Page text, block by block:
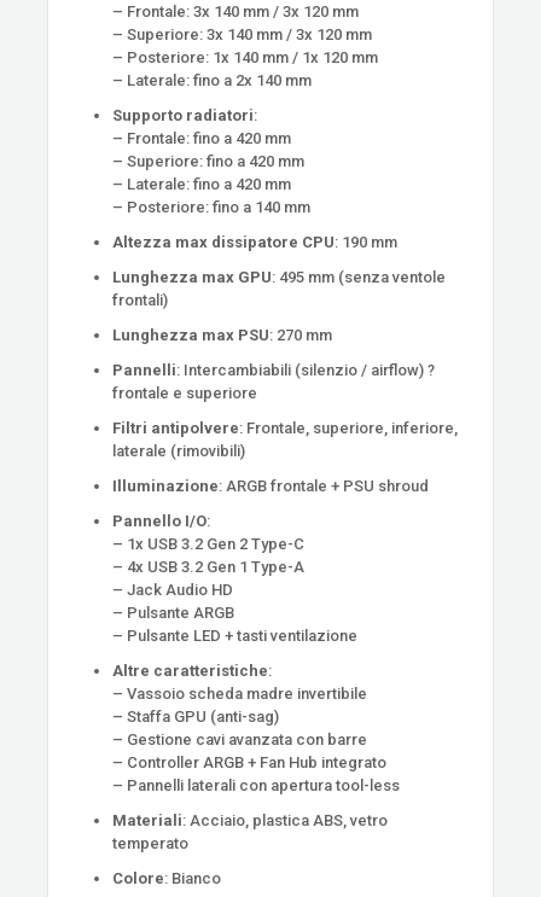
– Frontale: 3x 140 mm / 3x 120 mm
– Superiore: 3x 140 mm / 3x 120 mm
– Posteriore: 1x 140 mm / 1x 120 mm
– Laterale: fino a 2x 140 mm
Supporto radiatori:
– Frontale: fino a 420 mm
– Superiore: fino a 420 mm
– Laterale: fino a 420 mm
– Posteriore: fino a 140 mm
Altezza max dissipatore CPU: 190 mm
Lunghezza max GPU: 495 mm (senza ventole
frontali)
Lunghezza max PSU: 270 mm
Pannelli: Intercambiabili (silenzio / airflow) ?
frontale e superiore
Filtri antipolvere: Frontale, superiore, inferiore,
laterale (rimovibili)
Illuminazione: ARGB frontale + PSU shroud
Pannello I/O:
– 1x USB 3.2 Gen 2 Type-C
– 4x USB 3.2 Gen 1 Type-A
– Jack Audio HD
– Pulsante ARGB
– Pulsante LED + tasti ventilazione
Altre caratteristiche:
– Vassoio scheda madre invertibile
– Staffa GPU (anti-sag)
– Gestione cavi avanzata con barre
– Controller ARGB + Fan Hub integrato
– Pannelli laterali con apertura tool-less
Materiali: Acciaio, plastica ABS, vetro
temperato
Colore: Bianco